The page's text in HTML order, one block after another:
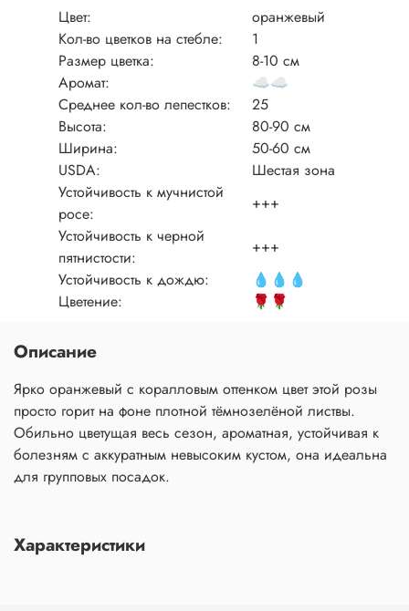
Цвет:
оранжевый
Кол-во цветков на стебле:
1
Размер цветка:
8-10 см
Аромат:
☁️☁️
Среднее кол-во лепестков:
25
Высота:
80-90 см
Ширина:
50-60 см
USDA:
Шестая зона
Устойчивость к мучнистой
росе:
+++
Устойчивость к черной
пятнистости:
+++
Устойчивость к дождю:
💧 💧 💧
Цветение:
🌹 🌹
Описание
Ярко оранжевый с коралловым оттенком цвет этой розы
просто горит на фоне плотной тёмнозелёной листвы.
Обильно цветущая весь сезон, ароматная, устойчивая к
болезням с аккуратным невысоким кустом, она идеальна
для групповых посадок.
Характеристики